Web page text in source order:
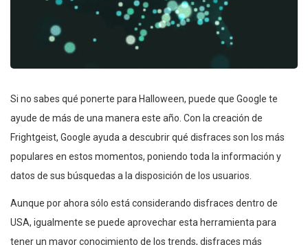
Si no sabes qué ponerte para Halloween, puede que Google te
ayude de más de una manera este año. Con la creación de
Frightgeist, Google ayuda a descubrir qué disfraces son los más
populares en estos momentos, poniendo toda la información y
datos de sus búsquedas a la disposición de los usuarios.
Aunque por ahora sólo está considerando disfraces dentro de
USA, igualmente se puede aprovechar esta herramienta para
tener un mayor conocimiento de los trends, disfraces más